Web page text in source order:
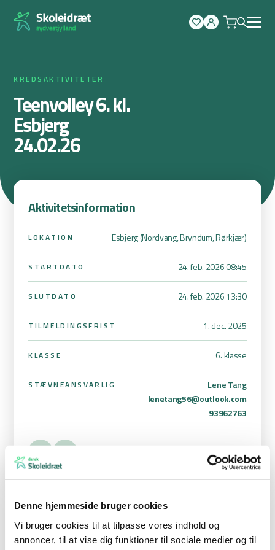
Denne hjemmeside bruger cookies
Vi bruger cookies til at tilpasse vores indhold og
annoncer, til at vise dig funktioner til sociale medier og til
KREDSAKTIVITETER
Teenvolley 6. kl.
Esbjerg
24.02.26
Aktivitetsinformation
LOKATION Esbjerg (Nordvang, Bryndum, Rørkjær)
STARTDATO 24. feb. 2026 08:45
SLUTDATO 24. feb. 2026 13:30
TILMELDINGSFRIST 1. dec. 2025
KLASSE 6. klasse
STÆVNEANSVARLIG
Lene Tang
lenetang56@outlook.com
93962763
Holdsammensætning og regler:
Senest 2 uger før stævnedagen vil skolen modtage oplysninger